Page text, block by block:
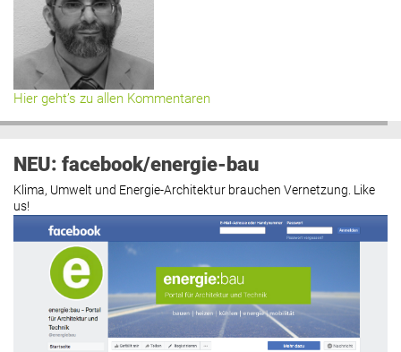
Hier geht’s zu allen Kommentaren
NEU: facebook/energie-bau
Klima, Umwelt und Energie-Architektur brauchen Vernetzung. Like
us!